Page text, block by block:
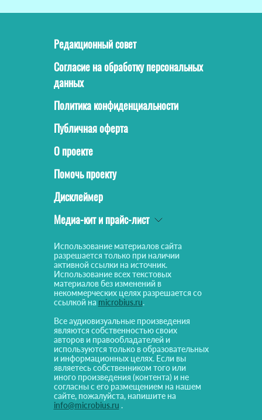
Редакционный совет
Согласие на обработку персональных
данных
Политика конфиденциальности
Публичная оферта
О проекте
Помочь проекту
Дисклеймер
Медиа-кит и прайс-лист
Использование материалов сайта
разрешается только при наличии
активной ссылки на источник.
Использование всех текстовых
материалов без изменений в
некоммерческих целях разрешается со
ссылкой на microbius.ru.
Все аудиовизуальные произведения
являются собственностью своих
авторов и правообладателей и
используются только в образовательных
и информационных целях. Если вы
являетесь собственником того или
иного произведения (контента) и не
согласны с его размещением на нашем
сайте, пожалуйста, напишите на
info@microbius.ru .